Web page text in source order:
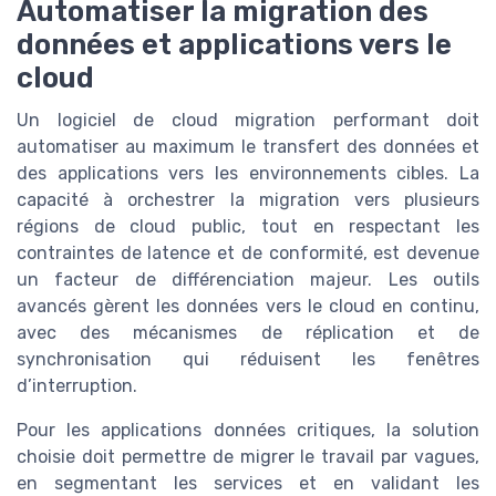
Automatiser la migration des
données et applications vers le
cloud
Un logiciel de cloud migration performant doit
automatiser au maximum le transfert des données et
des applications vers les environnements cibles. La
capacité à orchestrer la migration vers plusieurs
régions de cloud public, tout en respectant les
contraintes de latence et de conformité, est devenue
un facteur de différenciation majeur. Les outils
avancés gèrent les données vers le cloud en continu,
avec des mécanismes de réplication et de
synchronisation qui réduisent les fenêtres
d’interruption.
Pour les applications données critiques, la solution
choisie doit permettre de migrer le travail par vagues,
en segmentant les services et en validant les